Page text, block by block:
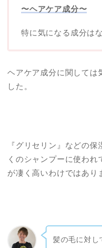
〜ヘアケア成分〜
特に気になる成分は
ヘアケア成分に関しては
した。
『グリセリン』などの
くのシャンプーに使われ
が凄く高いわけではあり
髪の毛に対し